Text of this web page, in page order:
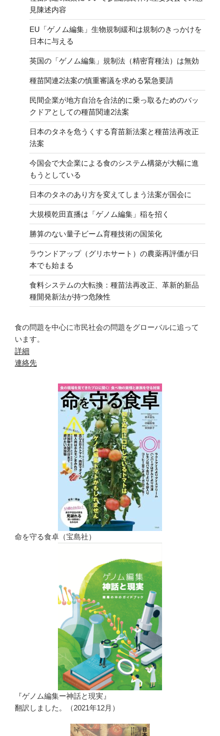
見陳述内容
EU「ゲノム編集」生物規制緩和は規制のきっかけを
日本に与える
英国の「ゲノム編集」規制法（精密育種法）は無効
種苗関連2法案の慎重審議を求める緊急要請
民間企業が地方自治を合法的に乗っ取るためのバッ
クドアとしての種苗関連2法案
日本のタネを危うくする育苗新法案と種苗法再改正
法案
今国会で大企業による食のシステム構築が大幅に進
もうとしている
日本のタネのあり方を変えてしまう法案が国会に
大規模乾田直播は「ゲノム編集」稲を招く
勝算のない量子ビーム育種技術の国策化
ラウンドアップ（グリホサート）の農薬再評価が日
本でも始まる
食料システムの大転換：種苗法再改正、革新的新品
種開発新法が持つ危険性
食の問題を中心に市民社会の問題をグローバルに追って
います。
詳細
連絡先
命を守る食卓（宝島社）
『ゲノム編集ー神話と現実』
翻訳しました。（2021年12月）